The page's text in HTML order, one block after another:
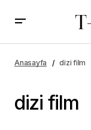
Anasayfa dizi film
dizi film